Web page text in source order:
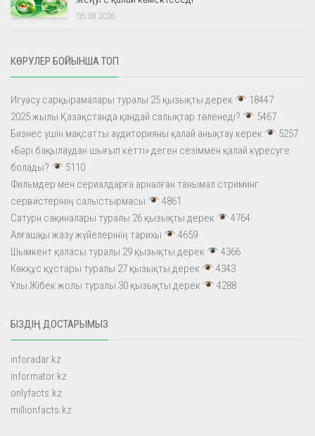
05.08.2026
КӨРУЛЕР БОЙЫНША ТОП
Игуасу сарқырамалары туралы 25 қызықты дерек
18447
2025 жылы Қазақстанда қандай салықтар төленеді?
5467
Бизнес үшін мақсатты аудиторияны қалай анықтау керек
5257
«Бәрі бақылаудан шығып кетті» деген сезіммен қалай күресуге
болады?
5110
Фильмдер мен сериалдарға арналған танымал стриминг
сервистерінің салыстырмасы
4861
Сатурн сақиналары туралы 26 қызықты дерек
4764
Алғашқы жазу жүйелерінің тарихы
4659
Шымкент қаласы туралы 29 қызықты дерек
4366
Көкқұс құстары туралы 27 қызықты дерек
4343
Ұлы Жібек жолы туралы 30 қызықты дерек
4288
БІЗДІҢ ДОСТАРЫМЫЗ
inforadar.kz
informator.kz
onlyfacts.kz
millionfacts.kz